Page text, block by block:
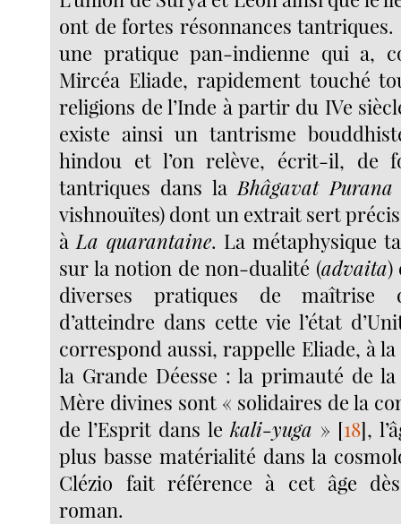
ont de fortes résonnances
une pratique pan-indienne qui a,
Mircéa Eliade, rapidement touché
religions de l’Inde à partir du IVe
existe ainsi un tantrisme
hindou et l’on relève, écrit-il, de
tantriques dans la Bhâgavat Purana
vishnouïtes) dont un extrait sert
à La quarantaine. La métaphysique
sur la notion de non-dualité (advaita)
diverses pratiques de
d’atteindre dans cette vie l’état
correspond aussi, rappelle Eliade, à
la Grande Déesse : la primauté de
Mère divines sont « solidaires de la
de l’Esprit dans lekali-yuga » [18],
plus basse matérialité dans la
Clézio fait référence à cet âge
roman.